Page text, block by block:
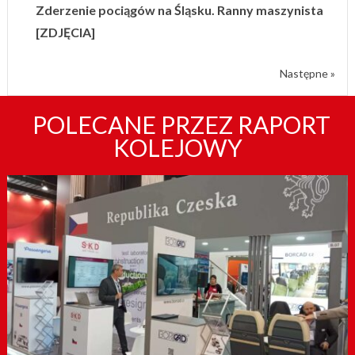
Zderzenie pociągów na Śląsku. Ranny maszynista
[ZDJĘCIA]
Następne »
POLECANE PRZEZ RAPORT
KOLEJOWY